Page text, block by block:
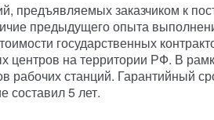
предъявляемых заказчиком к
предыдущего опыта
государственных
центров на территории РФ. В
рабочих станций. Гарантийный
составил 5 лет.